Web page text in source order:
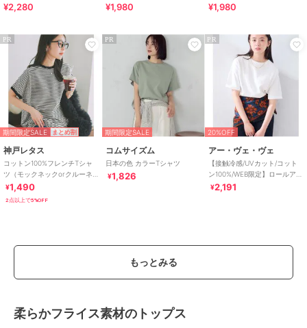
¥2,280 ¥1,980 ¥1,980
PR
期間限定SALE まとめ割
神戸レタス
コットン100%フレンチTシャ
ツ（モックネックorクルーネ
ック） [C4819]
¥1,490
2点以上で5%OFF
PR
期間限定SALE
コムサイズム
日本の色 カラーTシャツ
¥1,826
PR
20%OFF
アー・ヴェ・ヴェ
【接触冷感/UVカット/コット
ン100%/WEB限定】ロールアッ
プハーフスリーブTシャツ
¥2,191
もっとみる
柔らかフライス素材のトップス